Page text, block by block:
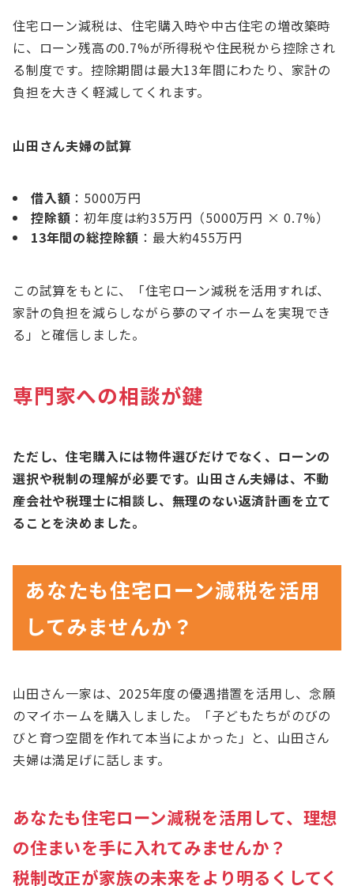
住宅ローン減税は、住宅購入時や中古住宅の増改築時
に、ローン残高の0.7%が所得税や住民税から控除され
る制度です。控除期間は最大13年間にわたり、家計の
負担を大きく軽減してくれます。
山田さん夫婦の試算
借入額 ：5000万円
控除額 ：初年度は約35万円（5000万円 × 0.7%）
13年間の総控除額 ：最大約455万円
この試算をもとに、「住宅ローン減税を活用すれば、
家計の負担を減らしながら夢のマイホームを実現でき
る」と確信しました。
専門家への相談が鍵
ただし、住宅購入には物件選びだけでなく、ローンの
選択や税制の理解が必要です。山田さん夫婦は、不動
産会社や税理士に相談し、無理のない返済計画を立て
ることを決めました。
あなたも住宅ローン減税を活用
してみませんか？
山田さん一家は、2025年度の優遇措置を活用し、念願
のマイホームを購入しました。「子どもたちがのびの
びと育つ空間を作れて本当によかった」と、山田さん
夫婦は満足げに話します。
あなたも住宅ローン減税を活用して、理想
の住まいを手に入れてみませんか？
税制改正が家族の未来をより明るくしてく